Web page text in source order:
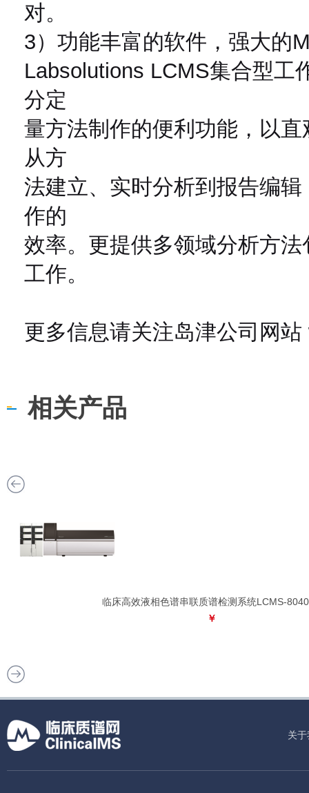
对。
3）功能丰富的软件，强大的
Labsolutions LCMS集合型工
分定
量方法制作的便利功能，以
从方
法建立、实时分析到报告编
作的
效率。更提供多领域分析方
工作。
更多信息请关注岛津公司网
相关产品
临床高效液相色谱串联质谱检测系统LCMS-
￥
关